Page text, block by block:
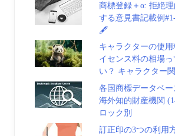
商標登録＋α: 拒絶
する意見書記載例
🖋
キャラクターの使用
イセンス料の相場っ
い？ キャラクター
各国商標データベー
海外知的財産機関
ロック別
訂正印の3つの利用